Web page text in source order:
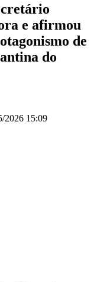
e afirmou
de
do
2026 15:09